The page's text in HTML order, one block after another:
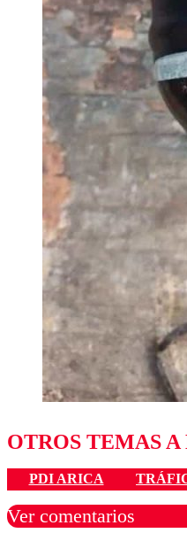
OTROS TEMAS
PDI ARICA
Ver comentarios